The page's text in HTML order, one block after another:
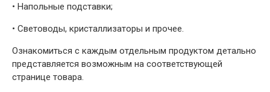
• Напольные подставки;
• Световоды, кристаллизаторы и прочее.
Ознакомиться с каждым отдельным продуктом детально
представляется возможным на соответствующей
странице товара.